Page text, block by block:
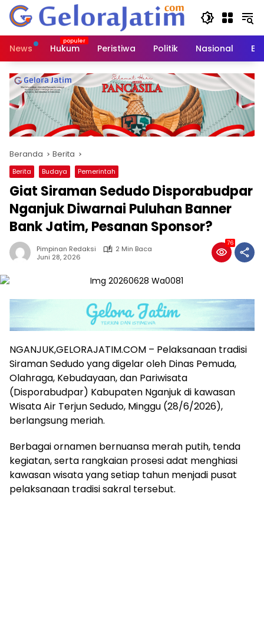
Langsung
konten
News
Hukum Peristiwa Politik Nasional
Beranda Berita
Berita Budaya Pemerintah
Giat Siraman Sedudo Disporabudpar
Nganjuk Diwarnai Puluhan Banner
Bank Jatim, Pesanan Sponsor?
Pimpinan Redaksi
2 Min Baca
Juni 28, 2026
76
NGANJUK,GELORAJATIM.COM – Pelaksanaan tradisi
Siraman Sedudo yang digelar oleh Dinas Pemuda,
Olahraga, Kebudayaan, dan Pariwisata
(Disporabudpar) Kabupaten Nganjuk di kawasan
Wisata Air Terjun Sedudo, Minggu (28/6/2026),
berlangsung meriah.
Berbagai ornamen bernuansa merah putih, tenda
kegiatan, serta rangkaian prosesi adat menghiasi
kawasan wisata yang setiap tahun menjadi pusat
pelaksanaan tradisi sakral tersebut.